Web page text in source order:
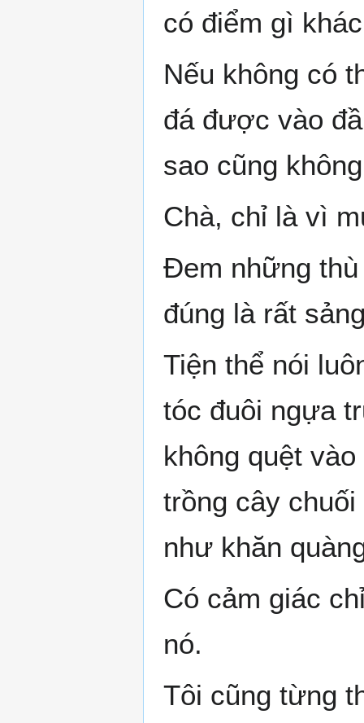
có điểm gì
Nếu không có
đá được vào
sao cũng
Chà, chỉ là vì
Đem những
đúng là rất
Tiện thể nói
tóc đuôi ngựa
không quệt
trồng cây
như khăn
Có cảm giác
nó.
Tôi cũng từng